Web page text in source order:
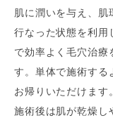
肌に潤いを与え、肌
行なった状態を利用
で効率よく毛穴治療
す。単体で施術する
お帰りいただけます。
施術後は肌が乾燥し